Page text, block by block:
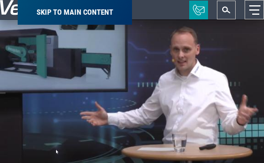
SKIP TO MAIN CONTENT
Breadcrumb